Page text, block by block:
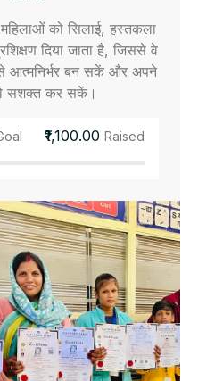
को सिलाई, हस्तकला
दिया जाता है, जिससे वे
आत्मनिर्भर बन सकें और अपने
सशक्त कर सकें।
₹1,100.00 Raised